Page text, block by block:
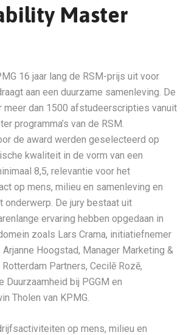
Master
16 jaar lang de RSM-prijs uit voor
aan een duurzame samenleving. De
meer dan 1500 afstudeerscripties vanuit
programma’s van de RSM.
de award werden geselecteerd op
kwaliteit in de vorm van een
8,5, relevantie voor het
op mens, milieu en samenleving en
onderwerp. De jury bestaat uit
ervaring hebben opgedaan in
zoals Lars Crama, initiatiefnemer
Arjanne Hoogstad, Manager Marketing &
Partners, Cecilē Rozē,
Duurzaamheid bij PGGM en
Tholen van KPMG.
op mens, milieu en